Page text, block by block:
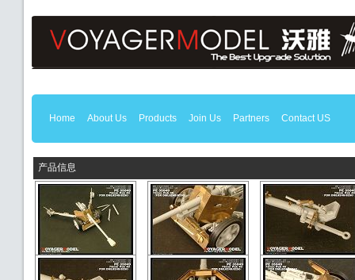
Home About Us Products Join Us Partners Contact US
产品信息